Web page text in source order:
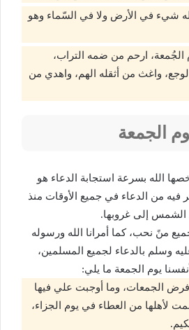
شيء في الأرض ولا في السّماء وهو
الجُمعة، ارحم من ضمه التراب،
واغث من أثقله الهم، واهدي من
الجمعة
الله بسرعة استجابة الدعاء هو
فيه من الدعاء في جميع الأوقات منذ
الشمس إلى غروبها.
منً نحب، كما أمرانا الله ورسوله
وسلم بالدعاء لجميع المسلمين،
يوم الجمعة ما يلي:
فرض الجمعات، وما أوجبت علي فيها
لأهلها من العطاء في يوم الجزاء،